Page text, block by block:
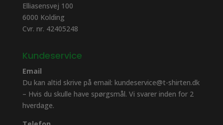
Elliasensvej 100
6000 Kolding
Cvr. nr. 42405248
Kundeservice
Email
Du kan altid skrive på email: kundeservice@t-shirten.dk
– Hvis du skulle have spørgsmål. Vi svarer inden for 2
hverdage.